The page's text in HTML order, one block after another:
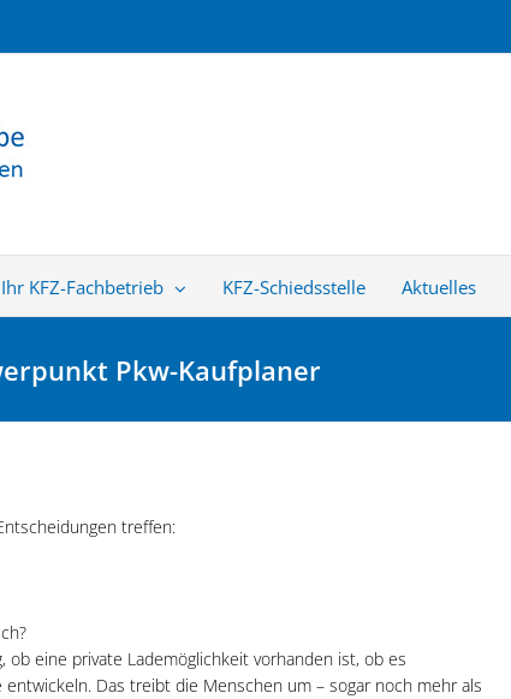
Ihr KFZ-Fachbetrieb KFZ-Schiedsstelle Aktuelles
Pkw-Kaufplaner
treffen:
eine private Lademöglichkeit vorhanden ist, ob es
Das treibt die Menschen um – sogar noch mehr als